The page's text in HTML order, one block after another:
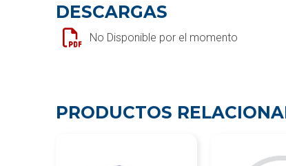
DESCARGAS
No Disponible por el momento
PRODUCTOS